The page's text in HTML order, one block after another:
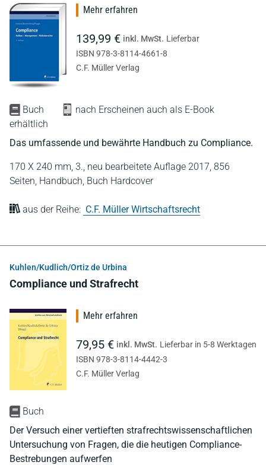
Buch
nach Erscheinen auch als E-Book
erhältlich
Das umfassende und bewährte Handbuch zu Compliance.
170 X 240 mm, 3., neu bearbeitete Auflage 2017, 856
Seiten, Handbuch, Buch Hardcover
aus der Reihe: C.F. Müller Wirtschaftsrecht
Mehr erfahren
139,99 € inkl. MwSt. Lieferbar
ISBN 978-3-8114-4661-8
C.F. Müller Verlag
Kuhlen/Kudlich/Ortiz de Urbina
Compliance und Strafrecht
Buch
Der Versuch einer vertieften strafrechtswissenschaftlichen
Untersuchung von Fragen, die die heutigen Compliance-
Bestrebungen aufwerfen
Mehr erfahren
79,95 € inkl. MwSt. Lieferbar in 5-8 Werktagen
ISBN 978-3-8114-4442-3
C.F. Müller Verlag